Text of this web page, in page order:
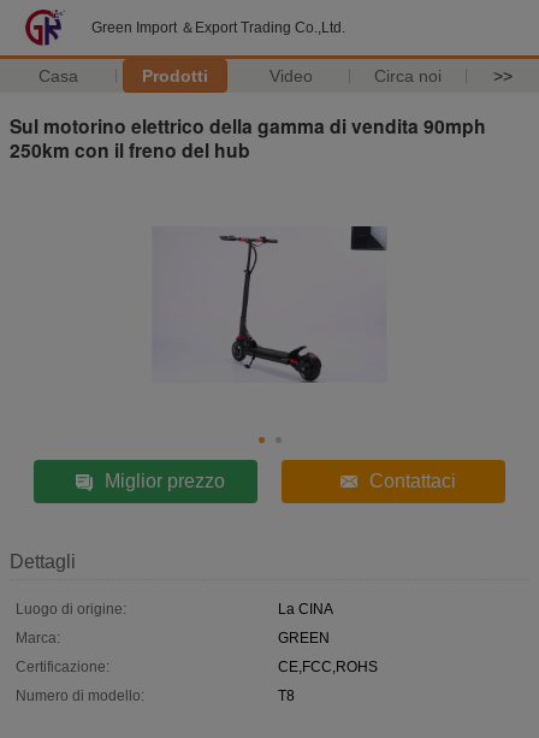
Green Import ＆Export Trading Co.,Ltd.
Casa Prodotti Video Circa noi >>
Sul motorino elettrico della gamma di vendita 90mph
250km con il freno del hub
Miglior prezzo Contattaci
Dettagli
Luogo di origine:
La CINA
Marca:
GREEN
Certificazione:
CE,FCC,ROHS
Numero di modello:
T8